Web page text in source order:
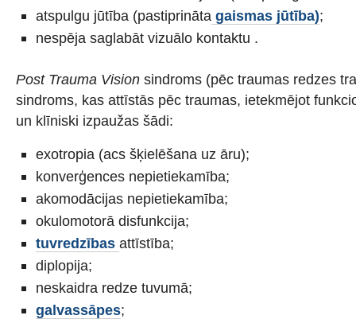
atspulgu jūtība (pastiprināta gaismas jūtība);
nespēja saglabāt vizuālo kontaktu .
Post Trauma Vision sindroms (pēc traumas redzes
sindroms, kas attīstās pēc traumas, ietekmējot
un klīniski izpaužas šādi:
exotropia (acs šķielēšana uz āru);
konverģences nepietiekamība;
akomodācijas nepietiekamība;
okulomotorā disfunkcija;
tuvredzības attīstība;
diplopija;
neskaidra redze tuvumā;
galvassāpes;